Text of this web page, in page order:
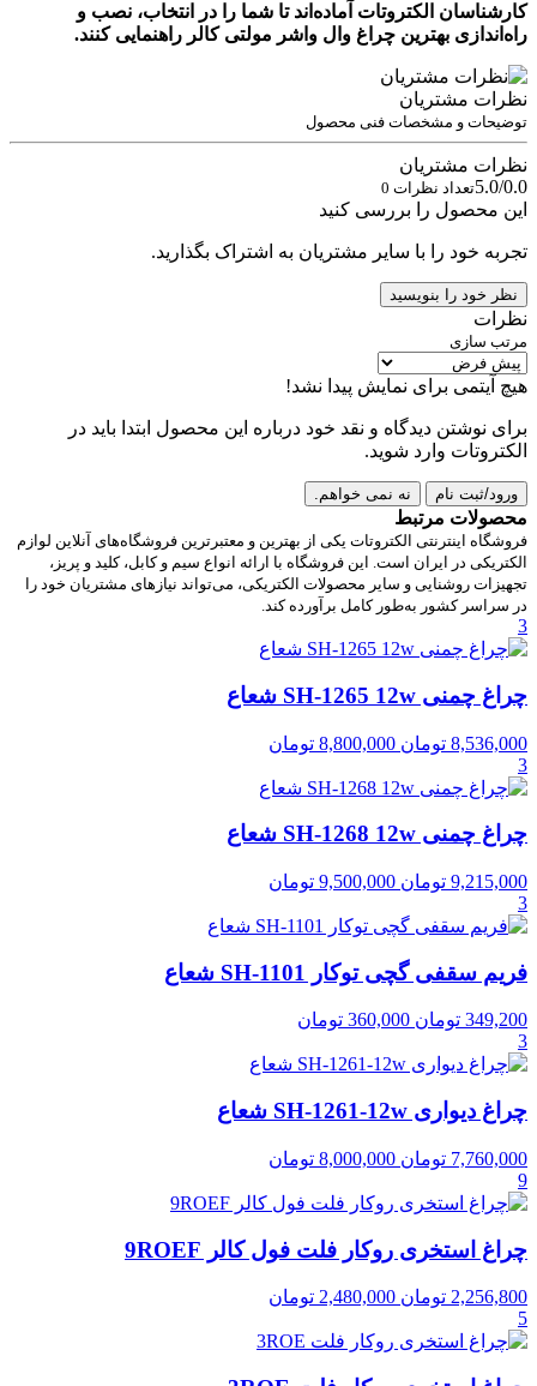
کارشناسان الکتروتات آماده‌اند تا شما را در انتخاب، نصب و
راه‌اندازی بهترین چراغ وال واشر مولتی کالر راهنمایی کنند.
نظرات مشتریان
توضیحات و مشخصات فنی محصول
نظرات مشتریان
5.0/0.0تعداد نظرات 0
این محصول را بررسی کنید
تجربه خود را با سایر مشتریان به اشتراک بگذارید.
نظر خود را بنویسید
نظرات
مرتب سازی
هیچ آیتمی برای نمایش پیدا نشد!
برای نوشتن دیدگاه و نقد خود درباره این محصول ابتدا باید در
الکتروتات وارد شوید.
ورود/ثبت نام نه نمی خواهم.
محصولات مرتبط
فروشگاه اینترنتی الکتروتات یکی از بهترین و معتبرترین فروشگاه‌های آنلاین لوازم
الکتریکی در ایران است. این فروشگاه با ارائه انواع سیم و کابل، کلید و پریز،
تجهیزات روشنایی و سایر محصولات الکتریکی، می‌تواند نیازهای مشتریان خود را
در سراسر کشور به‌طور کامل برآورده کند.
3
چراغ چمنی SH-1265 12w شعاع
8,536,000 تومان 8,800,000 تومان
3
چراغ چمنی SH-1268 12w شعاع
9,215,000 تومان 9,500,000 تومان
3
فریم سقفی گچی توکار SH-1101 شعاع
349,200 تومان 360,000 تومان
3
چراغ دیواری SH-1261-12w شعاع
7,760,000 تومان 8,000,000 تومان
9
چراغ استخری روکار فلت فول کالر 9ROEF
2,256,800 تومان 2,480,000 تومان
5